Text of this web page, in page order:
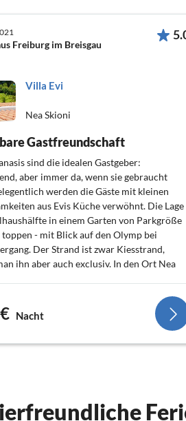
Freiburg im Breisgau
Villa Evi
Nea Skioni
Gastfreundschaft
sind die idealen Gastgeber:
aber immer da, wenn sie gebraucht
werden die Gäste mit kleinen
aus Evis Küche verwöhnt. Die Lage
in einem Garten von Parkgröße
- mit Blick auf den Olymp bei
Der Strand ist zwar Kiesstrand,
ihn aber auch exclusiv. In den Ort Nea
eine einschlägige List bereit ...
ideal für eine Familie mit Kindern, zwei
Nacht